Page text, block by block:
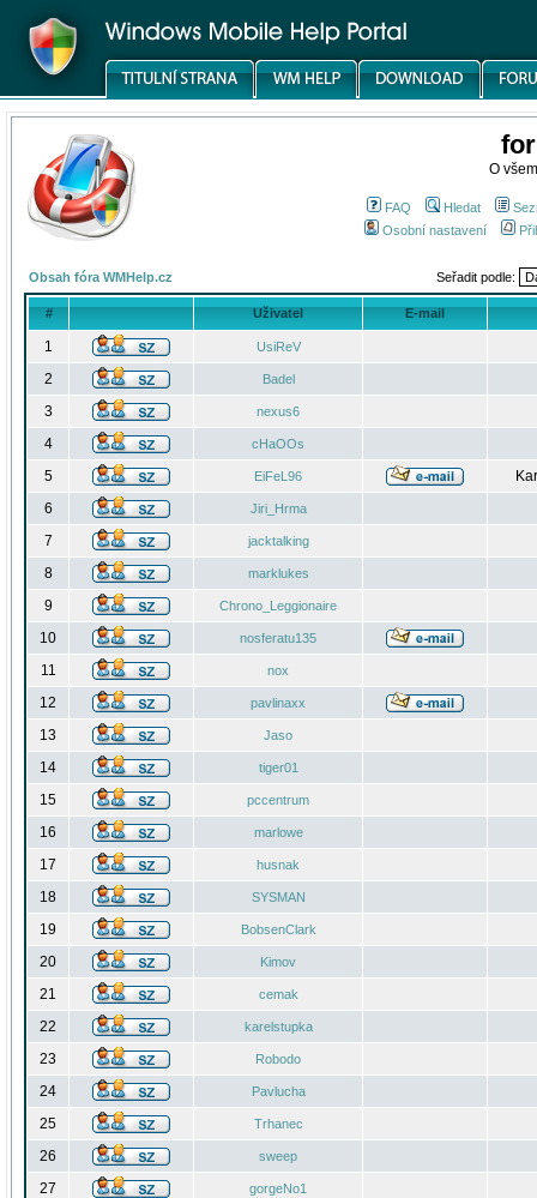
O
FAQ Hledat
Osobní nastavení
Obsah fóra WMHelp.cz Seřadit podle:
# Uživatel E-mail
1 UsiReV
2 Badel
3 nexus6
4 cHaOOs
5 EiFeL96
6
Jiri_Hrma
7 jacktalking
8 marklukes
9 Chrono_Leggionaire
10 nosferatu135
11 nox
12 pavlinaxx
13 Jaso
14 tiger01
15 pccentrum
16 marlowe
17 husnak
18 SYSMAN
19 BobsenClark
20 Kimov
21 cemak
22 karelstupka
23 Robodo
24 Pavlucha
25 Trhanec
26 sweep
27 gorgeNo1